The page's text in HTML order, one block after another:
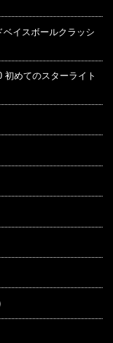
イスボールクラッシ
初めてのスターライト